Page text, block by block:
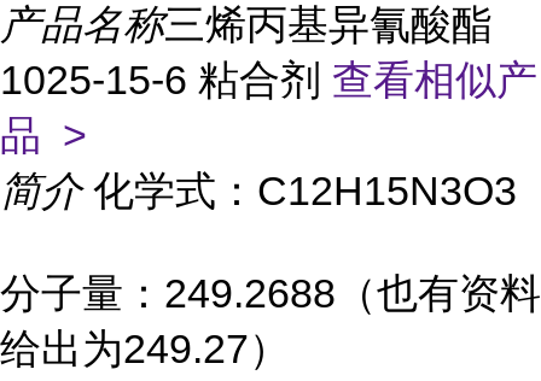
产品名称三烯丙基异氰酸酯
1025-15-6 粘合剂 查看相似产
品 >
简介 化学式：C12H15N3O3
分子量：249.2688（也有资料
给出为249.27）